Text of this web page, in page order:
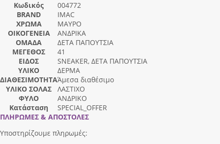
Κωδικός
004772
BRAND
IMAC
ΧΡΩΜΑ
ΜΑΥΡΟ
ΟΙΚΟΓΕΝΕΙΑ
ΑΝΔΡΙΚΑ
ΟΜΑΔΑ
ΔΕΤΑ ΠΑΠΟΥΤΣΙΑ
ΜΕΓΕΘΟΣ
41
ΕΙΔΟΣ
SNEAKER, ΔΕΤΑ ΠΑΠΟΥΤΣΙΑ
ΥΛΙΚΟ
ΔΕΡΜΑ
ΔΙΑΘΕΣΙΜΟΤΗΤΑΆμεσα διαθέσιμο
ΥΛΙΚΟ ΣΟΛΑΣ
ΛΑΣΤΙΧΟ
ΦΥΛΟ
ΑΝΔΡΙΚΟ
Κατάσταση
SPECIAL_OFFER
ΠΛΗΡΩΜΕΣ & ΑΠΟΣΤΟΛΕΣ
Υποστηρίζουμε πληρωμές: